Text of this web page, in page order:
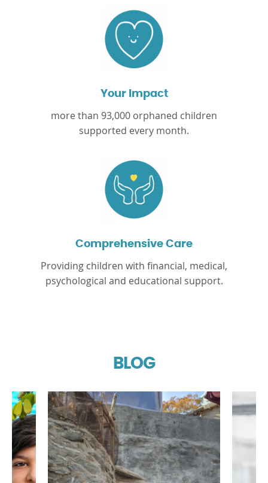
Your Impact
more than 93,000 orphaned children
supported every month.
Comprehensive Care
Providing children with financial, medical,
psychological and educational support.
BLOG